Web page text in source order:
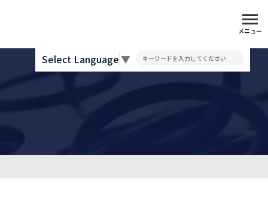
メニュー
Select Language▼